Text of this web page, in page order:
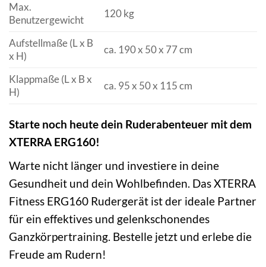
Max.
Benutzergewicht
120 kg
Aufstellmaße (L x B
x H)
ca. 190 x 50 x 77 cm
Klappmaße (L x B x
H)
ca. 95 x 50 x 115 cm
Starte noch heute dein Ruderabenteuer mit dem
XTERRA ERG160!
Warte nicht länger und investiere in deine
Gesundheit und dein Wohlbefinden. Das XTERRA
Fitness ERG160 Rudergerät ist der ideale Partner
für ein effektives und gelenkschonendes
Ganzkörpertraining. Bestelle jetzt und erlebe die
Freude am Rudern!